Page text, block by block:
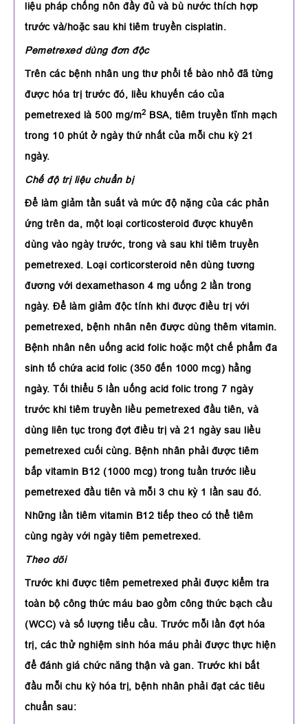
liệu pháp chống nôn đầy đủ và bù nước thích hợp
trước và/hoặc sau khi tiêm truyền cisplatin.
Pemetrexed dùng đơn độc
Trên các bệnh nhân ung thư phổi tế bào nhỏ đã từng
được hóa trị trước đó, liều khuyến cáo của
pemetrexed là 500 mg/m2 BSA, tiêm truyền tĩnh mạch
trong 10 phút ở ngày thứ nhất của mỗi chu kỳ 21
ngày.
Chế độ trị liệu chuẩn bị
Để làm giảm tần suất và mức độ nặng của các phản
ứng trên da, một loại corticosteroid được khuyên
dùng vào ngày trước, trong và sau khi tiêm truyền
pemetrexed. Loại corticorsteroid nên dùng tương
đương với dexamethason 4 mg uống 2 lần trong
ngày. Để làm giảm độc tính khi được điều trị với
pemetrexed, bệnh nhân nên được dùng thêm vitamin.
Bệnh nhân nên uống acid folic hoặc một chế phẩm đa
sinh tố chứa acid folic (350 đến 1000 mcg) hằng
ngày. Tối thiểu 5 lần uống acid folic trong 7 ngày
trước khi tiêm truyền liều pemetrexed đầu tiên, và
dùng liên tục trong đợt điều trị và 21 ngày sau liều
pemetrexed cuối cùng. Bệnh nhân phải được tiêm
bắp vitamin B12 (1000 mcg) trong tuần trước liều
pemetrexed đầu tiên và mỗi 3 chu kỳ 1 lần sau đó.
Những lần tiêm vitamin B12 tiếp theo có thể tiêm
cùng ngày với ngày tiêm pemetrexed.
Theo dõi
Trước khi được tiêm pemetrexed phải được kiểm tra
toàn bộ công thức máu bao gồm công thức bạch cầu
(WCC) và số lượng tiểu cầu. Trước mỗi lần đợt hóa
trị, các thử nghiệm sinh hóa máu phải được thực hiện
để đánh giá chức năng thận và gan. Trước khi bắt
đầu mỗi chu kỳ hóa trị, bệnh nhân phải đạt các tiêu
chuẩn sau: